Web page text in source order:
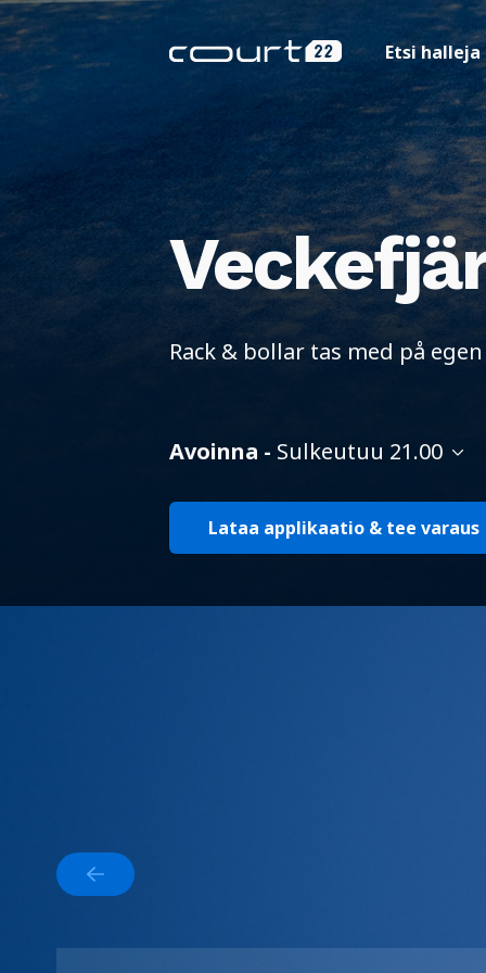
Etsi halleja
Rack & bollar tas med på
Avoinna - Sulkeutuu 21.00
Lataa applikaatio & tee varaus